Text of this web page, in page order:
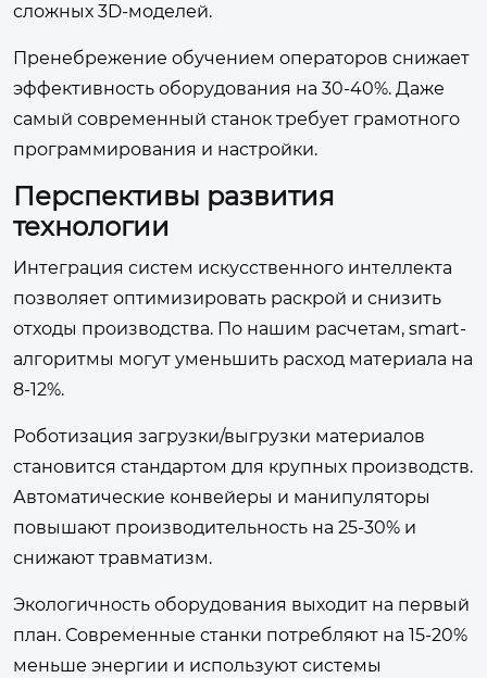
сложных 3D-моделей.
Пренебрежение обучением операторов снижает
эффективность оборудования на 30-40%. Даже
самый современный станок требует грамотного
программирования и настройки.
Перспективы развития
технологии
Интеграция систем искусственного интеллекта
позволяет оптимизировать раскрой и снизить
отходы производства. По нашим расчетам, smart-
алгоритмы могут уменьшить расход материала на
8-12%.
Роботизация загрузки/выгрузки материалов
становится стандартом для крупных производств.
Автоматические конвейеры и манипуляторы
повышают производительность на 25-30% и
снижают травматизм.
Экологичность оборудования выходит на первый
план. Современные станки потребляют на 15-20%
меньше энергии и используют системы